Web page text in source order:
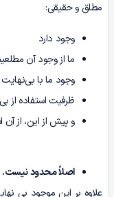
مطلق و حقیقی:
وجود دارد
ما از وجود آن
وجود ما با
ظرفیت استفاده
و پیش از این، از آن
اصلاً محدود نیست.
علاوه بر این موجود بی